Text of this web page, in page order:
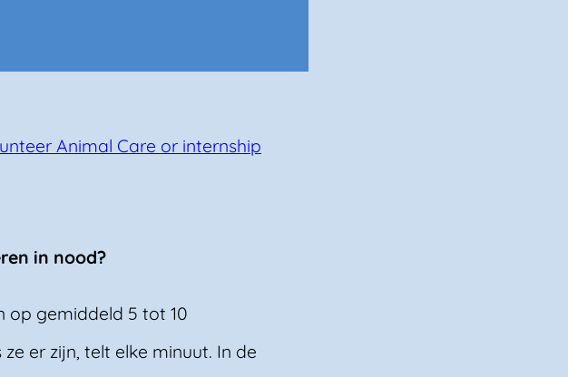
Animal Care or internship
in nood?
op gemiddeld 5 tot 10
er zijn, telt elke minuut. In de